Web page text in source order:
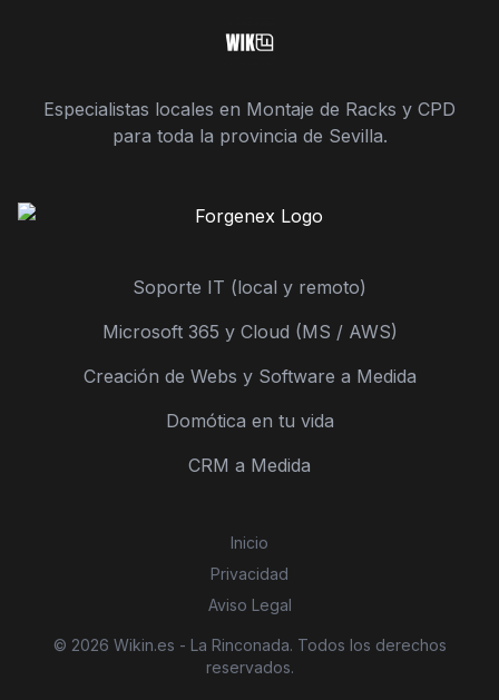
Especialistas locales en Montaje de Racks y CPD
para toda la provincia de Sevilla.
Soporte IT (local y remoto)
Microsoft 365 y Cloud (MS / AWS)
Creación de Webs y Software a Medida
Domótica en tu vida
CRM a Medida
Inicio
Privacidad
Aviso Legal
© 2026 Wikin.es - La Rinconada. Todos los derechos
reservados.